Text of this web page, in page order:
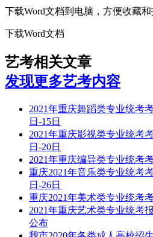
下载Word文档到电脑，方便收藏和
下载Word文档
艺考相关文章
发现更多艺考内容
2021年重庆舞蹈类专业统考
日-15日
2021年重庆影视类专业统考
日-20日
2021年重庆编导类专业统考
重庆2021年音乐类专业统考
日-26日
重庆2021年美术类专业统考
2021年重庆艺术类专业统考
公布